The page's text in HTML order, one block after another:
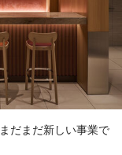
だまだ新しい事業で